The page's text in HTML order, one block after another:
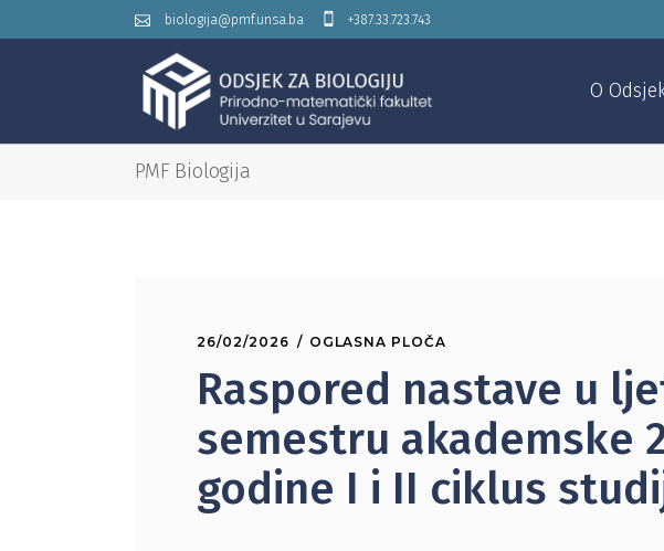
biologija@pmf.unsa.ba +387.33.723.743
O
PMF Biologija
26/02/2026 OGLASNA PLOČA
Raspored nastave u
semestru akademske
godine I i II ciklus